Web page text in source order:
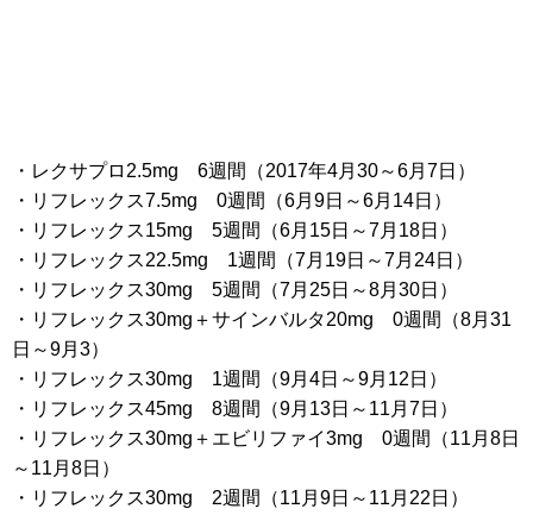
・レクサプロ2.5mg 6週間（2017年4月30～6月7日）
・リフレックス7.5mg 0週間（6月9日～6月14日）
・リフレックス15mg 5週間（6月15日～7月18日）
・リフレックス22.5mg 1週間（7月19日～7月24日）
・リフレックス30mg 5週間（7月25日～8月30日）
・リフレックス30mg＋サインバルタ20mg 0週間（8月31
日～9月3）
・リフレックス30mg 1週間（9月4日～9月12日）
・リフレックス45mg 8週間（9月13日～11月7日）
・リフレックス30mg＋エビリファイ3mg 0週間（11月8日
～11月8日）
・リフレックス30mg 2週間（11月9日～11月22日）